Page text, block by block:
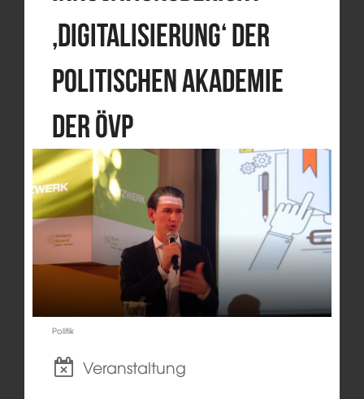
‚Digitalisierung‘ der
politischen Akademie
der ÖVP
Politik
Veranstaltung